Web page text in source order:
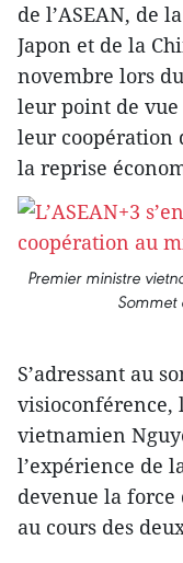
de l’ASEAN, de
Japon et de la
novembre lors
leur point de
leur coopération
la reprise
Premier ministre
Sommet
S’adressant au
vietnamien
l’expérience de
devenue la force
au cours des